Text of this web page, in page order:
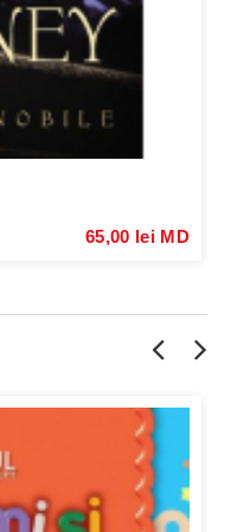
65,00 lei MD